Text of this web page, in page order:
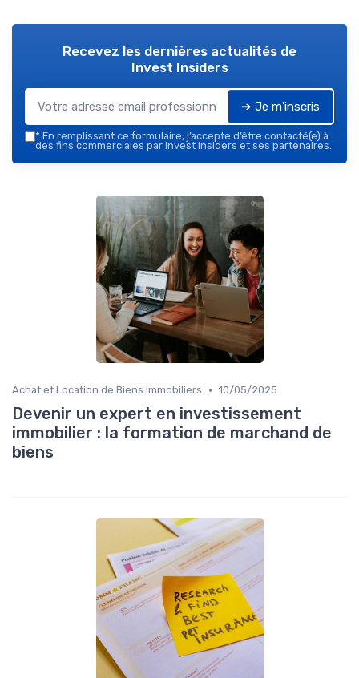
Recevez les dernières actualités de
Invest Insiders
➔ Je m'inscris
* En remplissant ce formulaire, j’accepte d’être contacté(e) à
des fins commerciales par Invest Insiders et ses partenaires.
Achat et Location de Biens Immobiliers • 10/05/2025
Devenir un expert en investissement
immobilier : la formation de marchand de
biens